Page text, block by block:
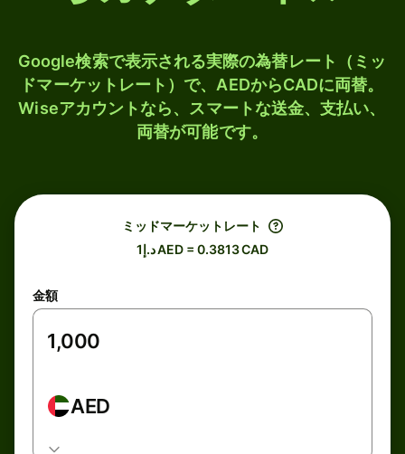
Google検索で表示される実際の為替レート（ミッ
ドマーケットレート）で、AEDからCADに両替。
Wiseアカウントなら、スマートな送金、支払い、
両替が可能です。
ミッドマーケットレート
د.إ1 AED = 0.3813 CAD
金額
AED